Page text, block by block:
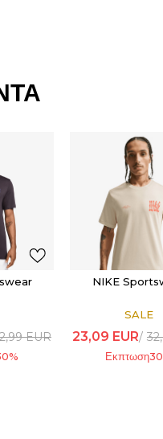
EUR
%
NIKE
SALE
23,09 EUR
Εκπτωση30